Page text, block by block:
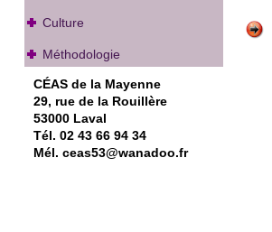
Culture
Méthodologie
CÉAS de la Mayenne
29, rue de la Rouillère
53000 Laval
Tél. 02 43 66 94 34
Mél. ceas53@wanadoo.fr